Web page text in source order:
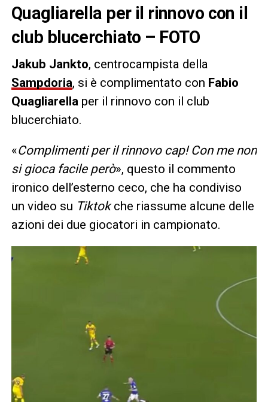
Quagliarella per il rinnovo con il
club blucerchiato – FOTO
Jakub Jankto, centrocampista della
Sampdoria, si è complimentato con Fabio
Quagliarella per il rinnovo con il club
blucerchiato.
«Complimenti per il rinnovo cap! Con me non
si gioca facile però», questo il commento
ironico dell’esterno ceco, che ha condiviso
un video su Tiktokche riassume alcune delle
azioni dei due giocatori in campionato.